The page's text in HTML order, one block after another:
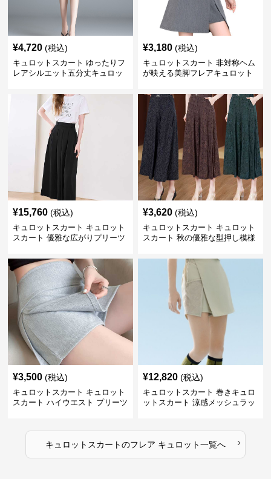
¥4,720 (税込)
キュロットスカート ゆったりフ
レアシルエット五分丈キュロッ
¥3,180 (税込)
キュロットスカート 非対称ヘム
が映える美脚フレアキュロット
¥15,760 (税込)
キュロットスカート キュロット
スカート 優雅な広がりプリーツ
¥3,620 (税込)
キュロットスカート キュロット
スカート 秋の優雅な型押し模様
¥3,500 (税込)
キュロットスカート キュロット
スカート ハイウエスト プリーツ
¥12,820 (税込)
キュロットスカート 巻きキュロ
ットスカート 涼感メッシュラッ
キュロットスカートのフレア キュロット一覧へ ›